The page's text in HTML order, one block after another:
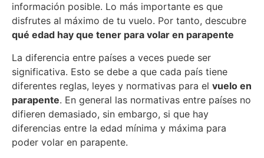
información posible. Lo más importante es que
disfrutes al máximo de tu vuelo. Por tanto, descubre
qué edad hay que tener para volar en parapente
La diferencia entre países a veces puede ser
significativa. Esto se debe a que cada país tiene
diferentes reglas, leyes y normativas para el vuelo en
parapente. En general las normativas entre países no
difieren demasiado, sin embargo, si que hay
diferencias entre la edad mínima y máxima para
poder volar en parapente.